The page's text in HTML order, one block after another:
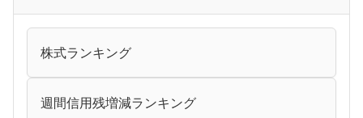
株式ランキング
週間信用残増減ランキング